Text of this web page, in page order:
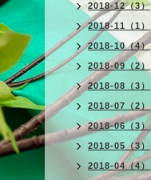
2018-12（3）
2018-11（1）
2018-10（4）
2018-09（2）
2018-08（3）
2018-07（2）
2018-06（3）
2018-05（3）
2018-04（4）